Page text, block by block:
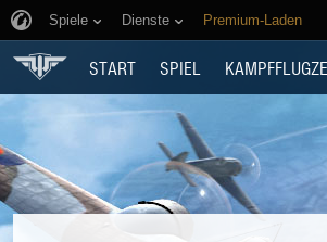
Spiele Dienste Premium-Laden
START SPIEL